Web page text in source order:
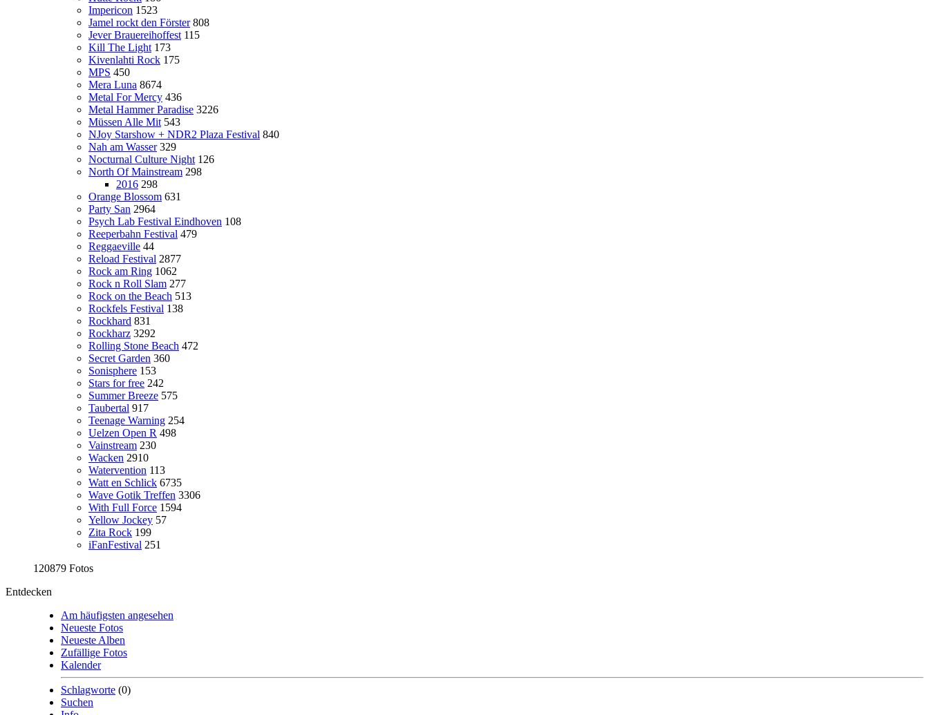
Impericon 1523
Jamel rockt den Förster 808
Jever Brauereihoffest 115
Kill The Light 173
Kivenlahti Rock 175
MPS 450
Mera Luna 8674
Metal For Mercy 436
Metal Hammer Paradise 3226
Müssen Alle Mit 543
NJoy Starshow + NDR2 Plaza Festival 840
Nah am Wasser 329
Nocturnal Culture Night 126
North Of Mainstream 298
2016 298
Orange Blossom 631
Party San 2964
Psych Lab Festival Eindhoven 108
Reeperbahn Festival 479
Reggaeville 44
Reload Festival 2877
Rock am Ring 1062
Rock n Roll Slam 277
Rock on the Beach 513
Rockfels Festival 138
Rockhard 831
Rockharz 3292
Rolling Stone Beach 472
Secret Garden 360
Sonisphere 153
Stars for free 242
Summer Breeze 575
Taubertal 917
Teenage Warning 254
Uelzen Open R 498
Vainstream 230
Wacken 2910
Watervention 113
Watt en Schlick 6735
Wave Gotik Treffen 3306
With Full Force 1594
Yellow Jockey 57
Zita Rock 199
iFanFestival 251
120879 Fotos
Entdecken
Am häufigsten angesehen
Neueste Fotos
Neueste Alben
Zufällige Fotos
Kalender
Schlagworte (0)
Suchen